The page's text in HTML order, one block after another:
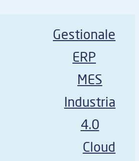
Gestionale
ERP
MES
Industria
4.0
Cloud